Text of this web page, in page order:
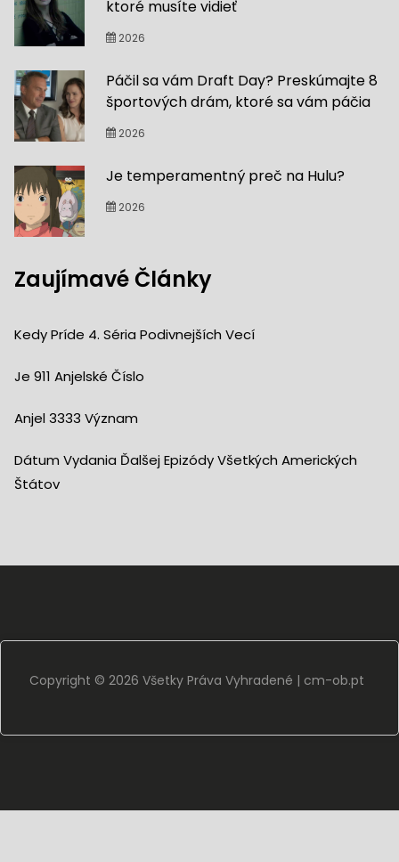
ktoré musíte vidieť
2026
Páčil sa vám Draft Day? Preskúmajte 8
športových drám, ktoré sa vám páčia
2026
Je temperamentný preč na Hulu?
2026
Zaujímavé Články
Kedy Príde 4. Séria Podivnejších Vecí
Je 911 Anjelské Číslo
Anjel 3333 Význam
Dátum Vydania Ďalšej Epizódy Všetkých Amerických
Štátov
Copyright © 2026 Všetky Práva Vyhradené | cm-ob.pt